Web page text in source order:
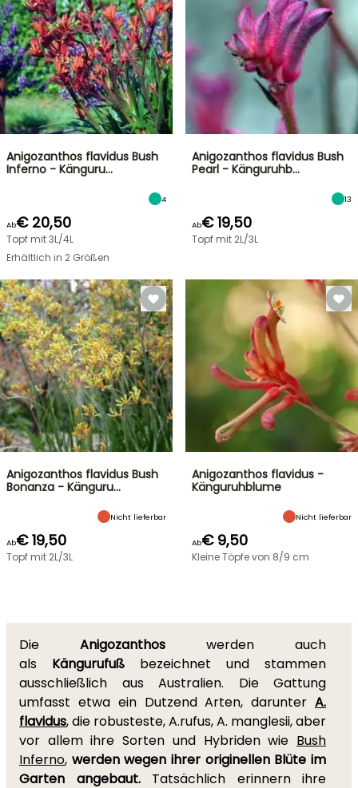
Anigozanthos flavidus Bush
Inferno - Känguru…
4
Ab€ 20,50
Topf mit 3L/4L
Erhältlich in 2 Größen
Anigozanthos flavidus Bush
Pearl - Känguruhb…
13
Ab€ 19,50
Topf mit 2L/3L
Anigozanthos flavidus Bush
Bonanza - Känguru…
Nicht lieferbar
Ab€ 19,50
Topf mit 2L/3L
Anigozanthos flavidus -
Känguruhblume
Nicht lieferbar
Ab€ 9,50
Kleine Töpfe von 8/9 cm
Die Anigozanthos werden auch
als Kängurufuß bezeichnet und stammen
ausschließlich aus Australien. Die Gattung
umfasst etwa ein Dutzend Arten, darunter A.
flavidus, die robusteste, A.rufus, A. manglesii, aber
vor allem ihre Sorten und Hybriden wie Bush
Inferno, werden wegen ihrer originellen Blüte im
Garten angebaut.Tatsächlich erinnern ihre